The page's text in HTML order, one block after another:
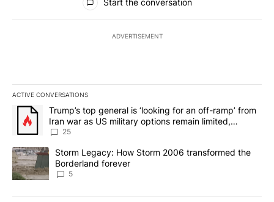
Start the conversation
ADVERTISEMENT
ACTIVE CONVERSATIONS
The following is a list of the most commented articles in the last
A trending article titled "Trump’s top general is ‘looking for an
Trump’s top general is ‘looking for an off-ramp’ from
Iran war as US military options remain limited,
sources say
25
A trending article titled "Storm Legacy: How Storm 2006
Storm Legacy: How Storm 2006 transformed the
Borderland forever
5